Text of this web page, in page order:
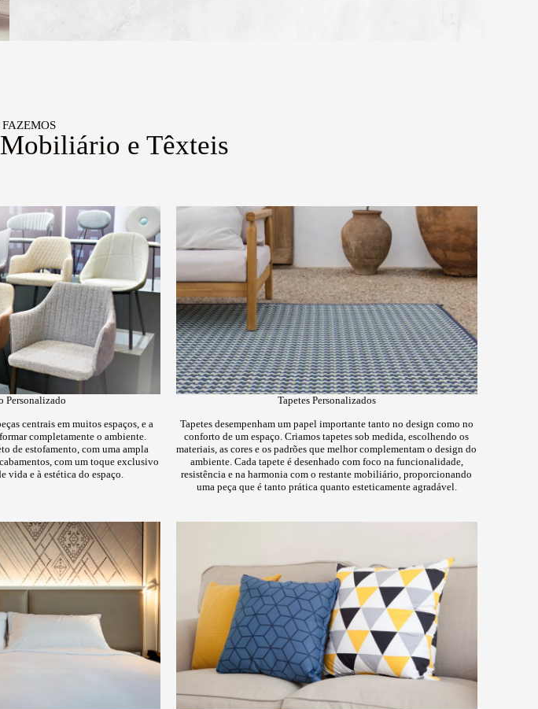
e Têxteis
Personalizado
centrais em muitos espaços, e a
completamente o ambiente.
de estofamento, com uma ampla
com um toque exclusivo
vida e à estética do espaço.
Tapetes Personalizados
Tapetes desempenham um papel importante tanto no design como no
conforto de um espaço. Criamos tapetes sob medida, escolhendo os
materiais, as cores e os padrões que melhor complementam o design do
ambiente. Cada tapete é desenhado com foco na funcionalidade,
resistência e na harmonia com o restante mobiliário, proporcionando
uma peça que é tanto prática quanto esteticamente agradável.